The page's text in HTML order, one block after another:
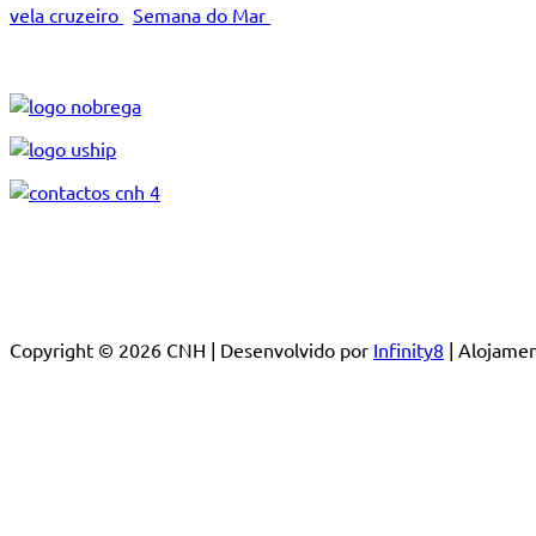
vela cruzeiro Semana do Mar
Copyright © 2026 CNH | Desenvolvido por Infinity8 |